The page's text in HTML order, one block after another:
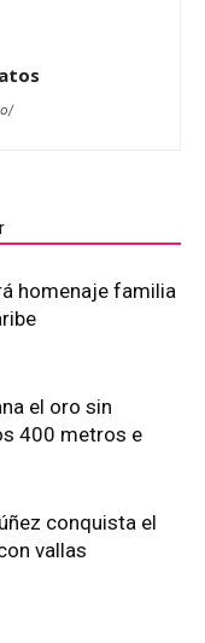
homenaje familia
el oro sin
400 metros e
conquista el
vallas